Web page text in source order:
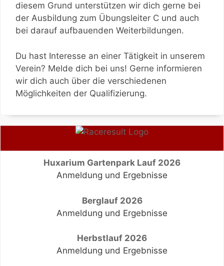
diesem Grund unterstützen wir dich gerne bei
der Ausbildung zum Übungsleiter C und auch
bei darauf aufbauenden Weiterbildungen.
Du hast Interesse an einer Tätigkeit in unserem
Verein? Melde dich bei uns! Gerne informieren
wir dich auch über die verschiedenen
Möglichkeiten der Qualifizierung.
Huxarium Gartenpark Lauf 2026
Anmeldung und Ergebnisse
Berglauf 2026
Anmeldung und Ergebnisse
Herbstlauf 2026
Anmeldung und Ergebnisse